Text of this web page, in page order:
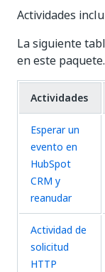
Actividades
La siguiente
en este paquete.
Actividades
Esperar un
evento en
HubSpot
CRM y
reanudar
Actividad de
solicitud
HTTP